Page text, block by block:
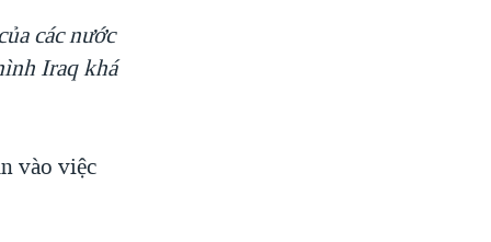
các nước
Iraq khá
vào việc